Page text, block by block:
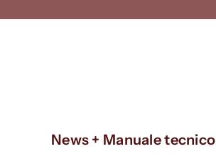
News + Manuale tecnico